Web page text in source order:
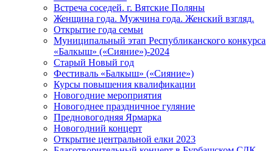
Встреча соседей. г. Вятские Поляны
Женщина года. Мужчина года. Женский взгляд.
Открытие года семьи
Муниципальный этап Республиканского конкурса
«Балкыш» («Сияние»)-2024
Старый Новый год
Фестиваль «Балкыш» («Сияние»)
Курсы повышения квалификации
Новогодние мероприятия
Новогоднее праздничное гуляние
Предновогодняя Ярмарка
Новогодний концерт
Открытие центральной елки 2023